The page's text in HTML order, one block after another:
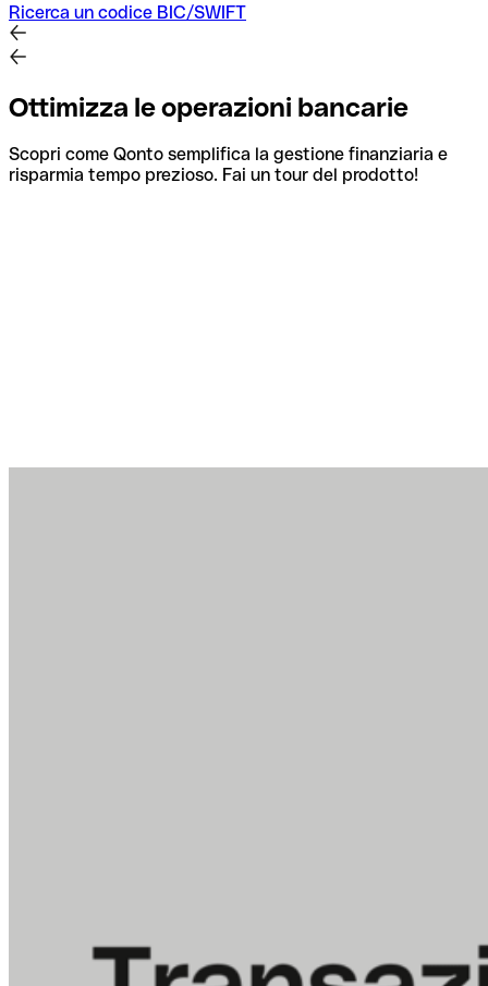
Ricerca un codice BIC/SWIFT
Ottimizza le operazioni bancarie
Scopri come Qonto semplifica la gestione finanziaria e
risparmia tempo prezioso. Fai un tour del prodotto!